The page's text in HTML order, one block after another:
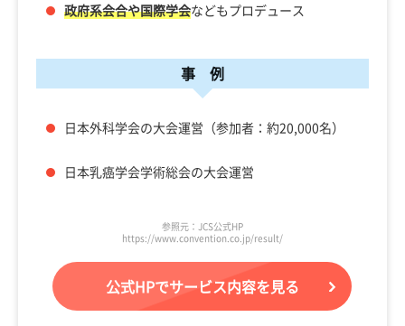
政府系会合や国際学会などもプロデュース
事 例
日本外科学会の大会運営（参加者：約20,000名）
日本乳癌学会学術総会の大会運営
参照元：JCS公式HP
https://www.convention.co.jp/result/
公式HPでサービス内容を見る